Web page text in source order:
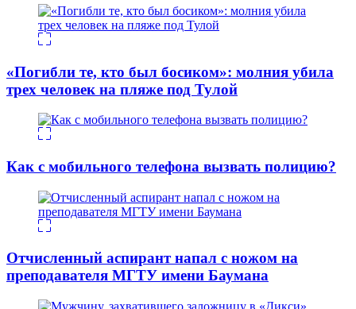
«Погибли те, кто был босиком»: молния убила
трех человек на пляже под Тулой
Как с мобильного телефона вызвать полицию?
Отчисленный аспирант напал с ножом на
преподавателя МГТУ имени Баумана